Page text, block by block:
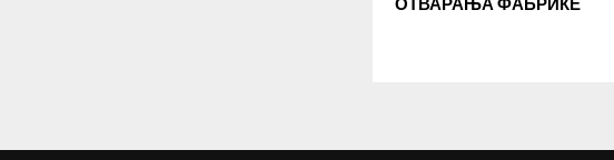
ОТВАРАЊА ФАБРИКЕ